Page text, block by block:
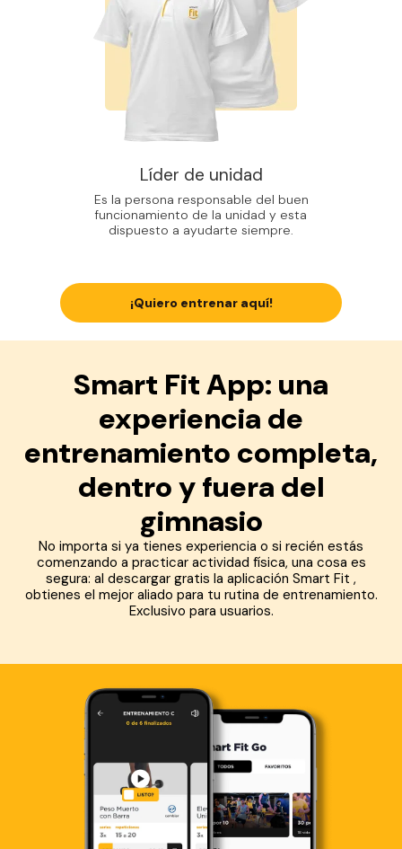
Líder de unidad
Es la persona responsable del buen
funcionamiento de la unidad y esta
dispuesto a ayudarte siempre.
¡Quiero entrenar aquí!
Smart Fit App: una
experiencia de
entrenamiento completa,
dentro y fuera del
gimnasio
No importa si ya tienes experiencia o si recién estás
comenzando a practicar actividad física, una cosa es
segura: al descargar gratis la aplicación Smart Fit ,
obtienes el mejor aliado para tu rutina de entrenamiento.
Exclusivo para usuarios.